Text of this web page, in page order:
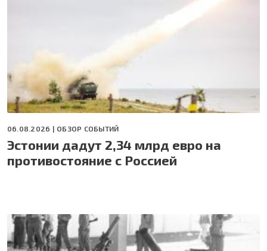
06.08.2026 | ОБЗОР СОБЫТИЙ
Эстонии дадут 2,34 млрд евро на
противостояние с Россией